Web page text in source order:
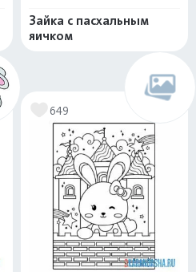
Зайка с пасхальным
яичком
649